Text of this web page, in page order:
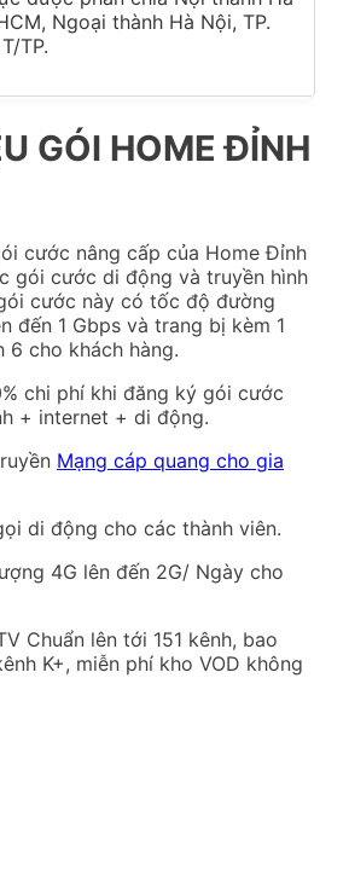
Ngoại thành Hà Nội, TP.
TP.
GÓI HOME ĐỈNH
cước nâng cấp của Home Đỉnh
gói cước di động và truyền hình
cước này có tốc độ đường
đến 1 Gbps và trang bị kèm 1
6 cho khách hàng.
chi phí khi đăng ký gói cước
+ internet + di động.
Mạng cáp quang cho gia
di động cho các thành viên.
4G lên đến 2G/ Ngày cho
Chuẩn lên tới 151 kênh, bao
K+, miễn phí kho VOD không